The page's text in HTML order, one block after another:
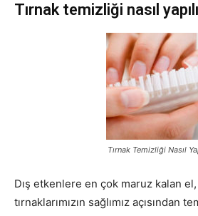
Tırnak temizliği nasıl
Tırnak Temizliği Nasıl
Dış etkenlere en çok maruz kalan
tırnaklarımızın sağlımız açısından